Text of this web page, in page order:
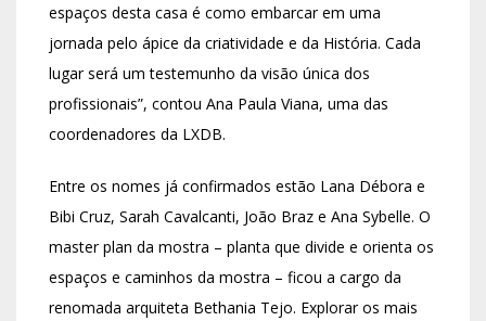
espaços desta casa é como embarcar em uma
jornada pelo ápice da criatividade e da História. Cada
lugar será um testemunho da visão única dos
profissionais”, contou Ana Paula Viana, uma das
coordenadores da LXDB.
Entre os nomes já confirmados estão Lana Débora e
Bibi Cruz, Sarah Cavalcanti, João Braz e Ana Sybelle. O
master plan da mostra – planta que divide e orienta os
espaços e caminhos da mostra – ficou a cargo da
renomada arquiteta Bethania Tejo. Explorar os mais